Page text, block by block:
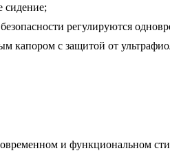
сидение;
регулируются
капором с защитой от
и функциональном